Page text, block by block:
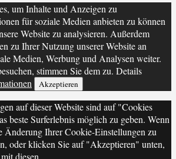
um Inhalte und Anzeigen zu
für soziale Medien anbieten zu können
Website zu analysieren. Außerdem
zu Ihrer Nutzung unserer Website an
Medien, Werbung und Analysen weiter.
stimmen Sie dem zu. Details
Akzeptieren
auf dieser Website sind auf "Cookies
beste Surferlebnis möglich zu geben. Wenn
Änderung Ihrer Cookie-Einstellungen zu
oder klicken Sie auf "Akzeptieren" unten,
diesen.